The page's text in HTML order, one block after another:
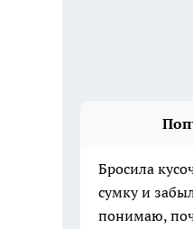
Бросила
сумку и
понимаю,